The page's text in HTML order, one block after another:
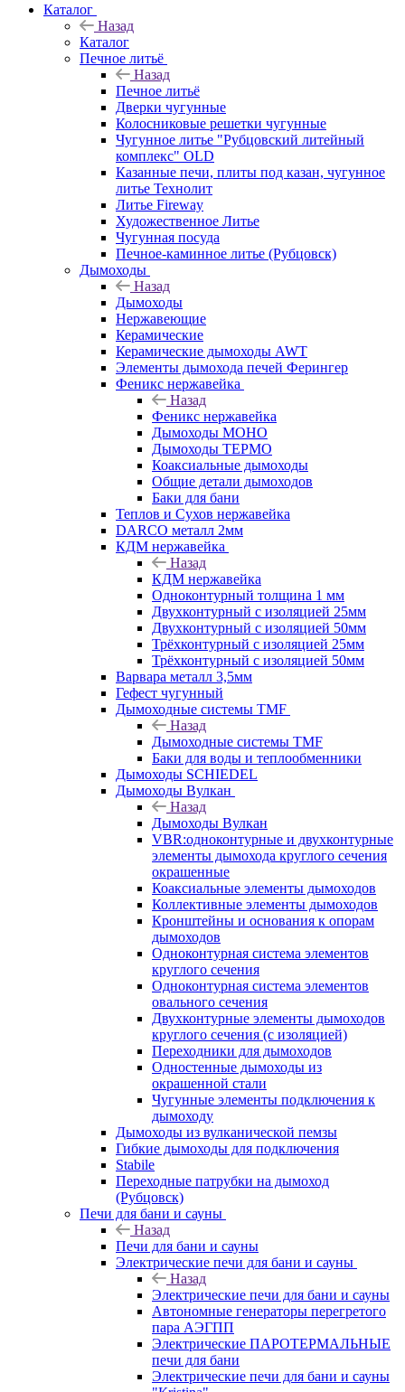
Каталог
Назад
Каталог
Печное литьё
Назад
Печное литьё
Дверки чугунные
Колосниковые решетки чугунные
Чугунное литье "Рубцовский литейный
комплекс" OLD
Казанные печи, плиты под казан, чугунное
литье Технолит
Литье Fireway
Художественное Литье
Чугунная посуда
Печное-каминное литье (Рубцовск)
Дымоходы
Назад
Дымоходы
Нержавеющие
Керамические
Керамические дымоходы AWT
Элементы дымохода печей Ферингер
Феникс нержавейка
Назад
Феникс нержавейка
Дымоходы МОНО
Дымоходы ТЕРМО
Коаксиальные дымоходы
Общие детали дымоходов
Баки для бани
Теплов и Сухов нержавейка
DARCO металл 2мм
КДМ нержавейка
Назад
КДМ нержавейка
Одноконтурный толщина 1 мм
Двухконтурный с изоляцией 25мм
Двухконтурный с изоляцией 50мм
Трёхконтурный с изоляцией 25мм
Трёхконтурный с изоляцией 50мм
Варвара металл 3,5мм
Гефест чугунный
Дымоходные системы TMF
Назад
Дымоходные системы TMF
Баки для воды и теплообменники
Дымоходы SCHIEDEL
Дымоходы Вулкан
Назад
Дымоходы Вулкан
VBR:одноконтурные и двухконтурные
элементы дымохода круглого сечения
окрашенные
Коаксиальные элементы дымоходов
Коллективные элементы дымоходов
Кронштейны и основания к опорам
дымоходов
Одноконтурная система элементов
круглого сечения
Одноконтурная система элементов
овального сечения
Двухконтурные элементы дымоходов
круглого сечения (с изоляцией)
Переходники для дымоходов
Одностенные дымоходы из
окрашенной стали
Чугунные элементы подключения к
дымоходу
Дымоходы из вулканической пемзы
Гибкие дымоходы для подключения
Stabile
Переходные патрубки на дымоход
(Рубцовск)
Печи для бани и сауны
Назад
Печи для бани и сауны
Электрические печи для бани и сауны
Назад
Электрические печи для бани и сауны
Автономные генераторы перегретого
пара АЭГПП
Электрические ПАРОТЕРМАЛЬНЫЕ
печи для бани
Электрические печи для бани и сауны